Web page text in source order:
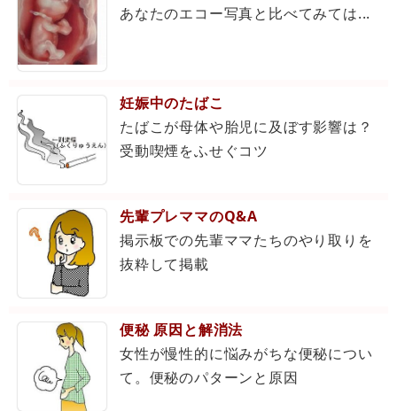
あなたのエコー写真と比べてみては...
妊娠中のたばこ
たばこが母体や胎児に及ぼす影響は？
受動喫煙をふせぐコツ
先輩プレママのQ&A
掲示板での先輩ママたちのやり取りを
抜粋して掲載
便秘 原因と解消法
女性が慢性的に悩みがちな便秘につい
て。便秘のパターンと原因